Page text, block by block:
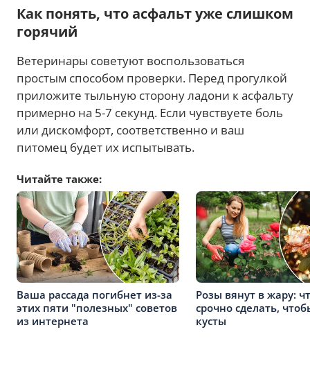
Как понять, что асфальт уже слишком
горячий
Ветеринары советуют воспользоваться
простым способом проверки. Перед прогулкой
приложите тыльную сторону ладони к асфальту
примерно на 5-7 секунд. Если чувствуете боль
или дискомфорт, соответственно и ваш
питомец будет их испытывать.
Читайте также:
Ваша рассада погибнет из-за
этих пяти "полезных" советов
из интернета
Розы вянут в жару:
срочно сделать,
кусты